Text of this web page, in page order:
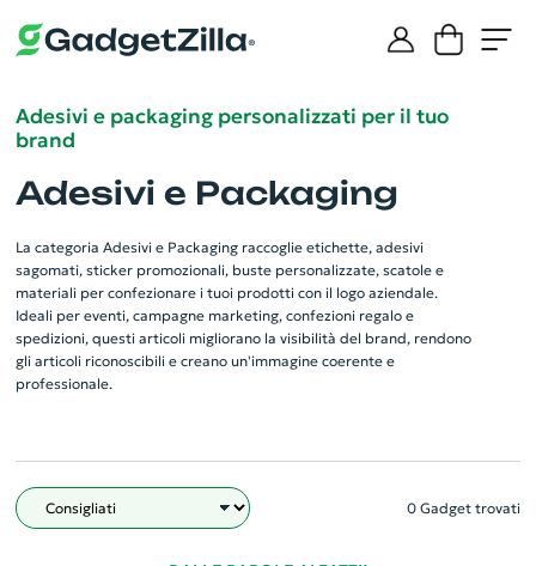
Adesivi e packaging personalizzati per il tuo
brand
Adesivi e Packaging
La categoria Adesivi e Packaging raccoglie etichette, adesivi
sagomati, sticker promozionali, buste personalizzate, scatole e
materiali per confezionare i tuoi prodotti con il logo aziendale.
Ideali per eventi, campagne marketing, confezioni regalo e
spedizioni, questi articoli migliorano la visibilità del brand, rendono
gli articoli riconoscibili e creano un'immagine coerente e
professionale.
Filtro 0 Gadget trovati